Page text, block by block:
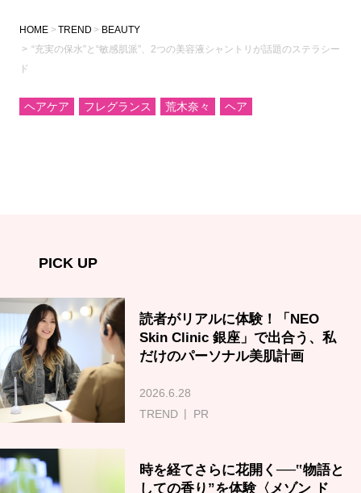
HOME TREND
BEAUTY
“充実の保水”と“敏感肌派”、2つの美容液シャントリが話題のステラシー
ド
ヘアケア フレグランス 荒木奈々 ヘア
PICK UP
読者がリアルに体験！「NEO
Skin Clinic 銀座」で出合う、私
だけのパーソナル美肌計画
2026.6.28
TREND
PR
時を経てさらに花開く──‟物語と
しての香り”を体験〈メゾン ド